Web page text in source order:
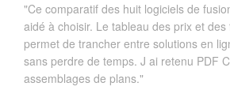
"Ce comparatif des huit logiciels de
aidé à choisir. Le tableau des prix et
permet de trancher entre solutions en
sans perdre de temps. J ai retenu PDF
assemblages de plans."